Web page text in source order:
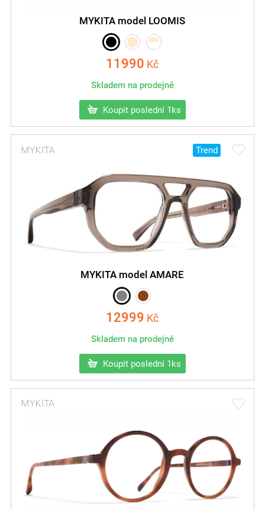
MYKITA model LOOMIS
11990 Kč
Skladem na prodejně
Koupit poslední 1ks
Trend
MYKITA model AMARE
12999 Kč
Skladem na prodejně
Koupit poslední 1ks